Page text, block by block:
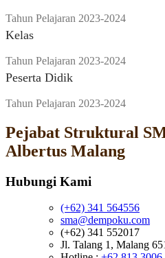
Tahun Pelajaran 2023-2024
Kelas
Tahun Pelajaran 2023-2024
Peserta Didik
Tahun Pelajaran 2023-2024
Pejabat Struktural
Albertus Malang
Hubungi Kami
(+62) 341 564556
sma@dempoku.com
(+62) 341 552017
Jl. Talang 1, Malang